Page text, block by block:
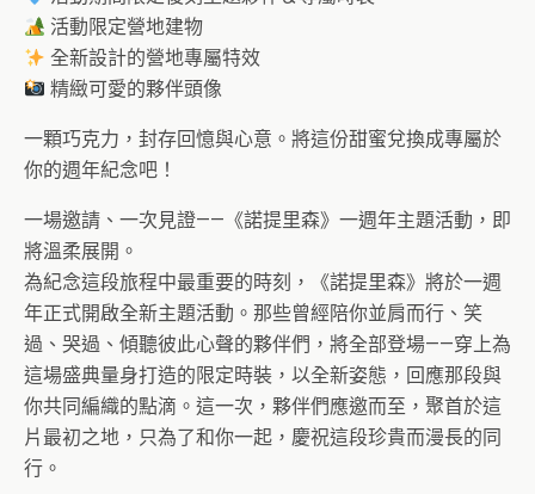
活動限定營地建物
全新設計的營地專屬特效
精緻可愛的夥伴頭像
一顆巧克力，封存回憶與心意。將這份甜蜜兌換成專屬於
你的週年紀念吧！
一場邀請、一次見證——《諾提里森》一週年主題活動，即
將溫柔展開。
為紀念這段旅程中最重要的時刻，《諾提里森》將於一週
年正式開啟全新主題活動。那些曾經陪你並肩而行、笑
過、哭過、傾聽彼此心聲的夥伴們，將全部登場——穿上為
這場盛典量身打造的限定時裝，以全新姿態，回應那段與
你共同編織的點滴。這一次，夥伴們應邀而至，聚首於這
片最初之地，只為了和你一起，慶祝這段珍貴而漫長的同
行。